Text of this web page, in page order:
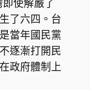
使解嚴了
了六四。台
當年國民黨
逐漸打開民
政府體制上